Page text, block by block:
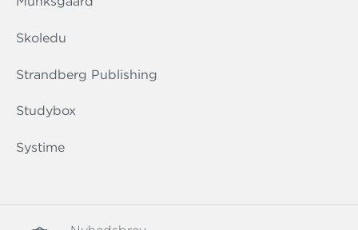
Skoledu
Strandberg Publishing
Studybox
Systime